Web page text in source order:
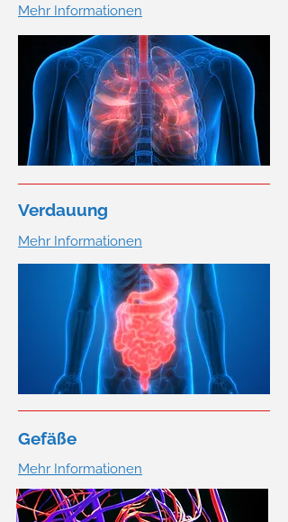
Mehr Informationen
Verdauung
Mehr Informationen
Gefäße
Mehr Informationen